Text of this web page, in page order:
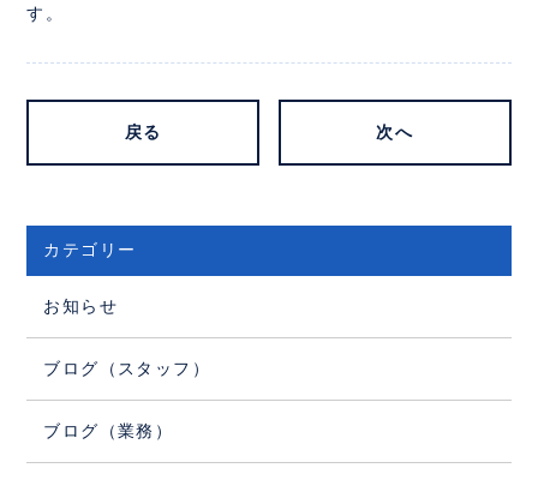
す。
戻る 次へ
カテゴリー
お知らせ
ブログ（スタッフ）
ブログ（業務）